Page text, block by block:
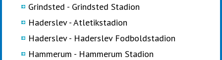
Grindsted - Grindsted Stadion
Haderslev - Atletikstadion
Haderslev - Haderslev Fodboldstadion
Hammerum - Hammerum Stadion